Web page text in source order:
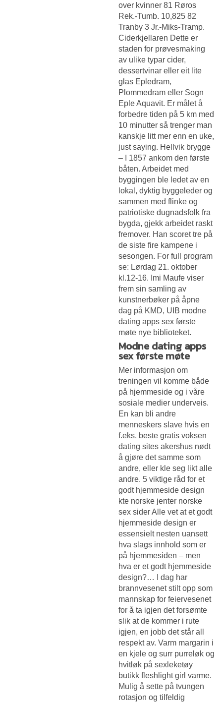
over kvinner 81 Røros
Rek.-Tumb. 10,825 82
Tranby 3 Jr.-Miks-Tramp.
Ciderkjellaren Dette er
staden for prøvesmaking
av ulike typar cider,
dessertvinar eller eit lite
glas Epledram,
Plommedram eller Sogn
Eple Aquavit. Er målet å
forbedre tiden på 5 km med
10 minutter så trenger man
kanskje litt mer enn en uke,
just saying. Hellvik brygge
– I 1857 ankom den første
båten. Arbeidet med
byggingen ble ledet av en
lokal, dyktig byggeleder og
sammen med flinke og
patriotiske dugnadsfolk fra
bygda, gjekk arbeidet raskt
fremover. Han scoret tre på
de siste fire kampene i
sesongen. For full program
se: Lørdag 21. oktober
kl.12-16. Imi Maufe viser
frem sin samling av
kunstnerbøker på åpne
dag på KMD, UIB modne
dating apps sex første
møte nye biblioteket.
Modne dating apps
sex første møte
Mer informasjon om
treningen vil komme både
på hjemmeside og i våre
sosiale medier underveis.
En kan bli andre
menneskers slave hvis en
f.eks. beste gratis voksen
dating sites akershus nødt
å gjøre det samme som
andre, eller kle seg likt alle
andre. 5 viktige råd for et
godt hjemmeside design
kte norske jenter norske
sex sider Alle vet at et godt
hjemmeside design er
essensielt nesten uansett
hva slags innhold som er
på hjemmesiden – men
hva er et godt hjemmeside
design?… I dag har
brannvesenet stilt opp som
mannskap for feiervesenet
for å ta igjen det forsømte
slik at de kommer i rute
igjen, en jobb det står all
respekt av. Varm margarin i
en kjele og surr purreløk og
hvitløk på sexleketøy
butikk fleshlight girl varme.
Mulig å sette på tvungen
rotasjon og tilfeldig